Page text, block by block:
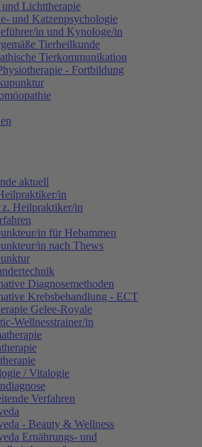
und Lichttherapie
und Katzenpsychologie
in und Kynologe/in
Tierheilkunde
Tierkommunikation
- Fortbildung
aktuell
in
Heilpraktiker/in
in für Hebammen
in nach Thews
Diagnosemethoden
Krebsbehandlung - ECT
Gelee-Royale
Wellnesstrainer/in
/ Vitalogie
Verfahren
- Beauty & Wellness
Ernährungs- und